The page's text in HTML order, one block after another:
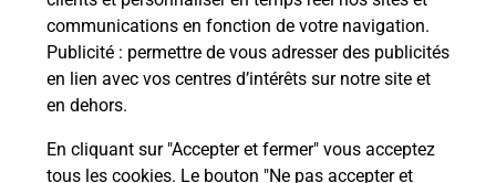
communications en fonction de votre navigation.
Publicité : permettre de vous adresser des publicités
en lien avec vos centres d’intérêts sur notre site et
en dehors.
En cliquant sur "Accepter et fermer" vous acceptez
tous les cookies. Le bouton "Ne pas accepter et
Envoyer un petit colis au meilleur
prix ?